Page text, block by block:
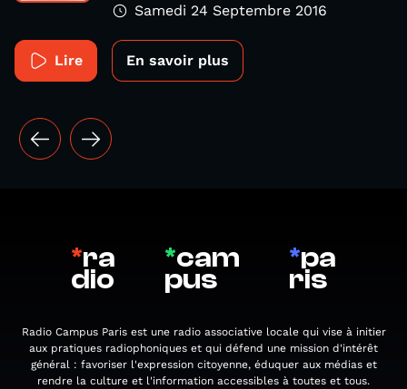
Samedi 24 Septembre 2016
Lire En savoir plus
*ra
dio
*cam
pus
*pa
ris
Radio Campus Paris est une radio associative locale qui vise à initier
aux pratiques radiophoniques et qui défend une mission d'intérêt
général : favoriser l'expression citoyenne, éduquer aux médias et
rendre la culture et l'information accessibles à toutes et tous.